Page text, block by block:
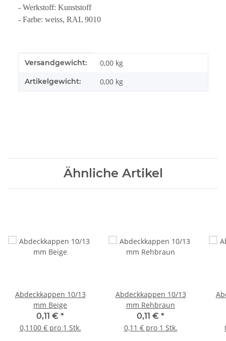
- Werkstoff: Kunststoff
- Farbe: weiss, RAL 9010
Produkteigenschaft
Wert
Versandgewicht: 0,00 kg
Artikelgewicht: 0,00 kg
Ähnliche Artikel
Abdeckkappen 10/13
mm Beige
0,11 € *
0,1100 € pro 1 Stk.
Abdeckkappen 10/13
mm Rehbraun
0,11 € *
0,11 € pro 1 Stk.